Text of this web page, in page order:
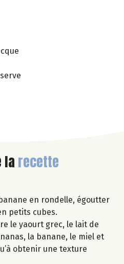
larecette
en rondelle, égoutter
petits cubes.
le yaourt grec, le lait de
la banane, le miel et
obtenir une texture